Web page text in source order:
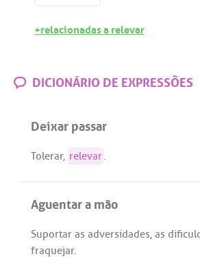
+relacionadas a relevar
DICIONÁRIO DE EXPRESSÕES
Deixar passar
Tolerar, relevar.
Aguentar a mão
Suportar as adversidades, as
fraquejar.